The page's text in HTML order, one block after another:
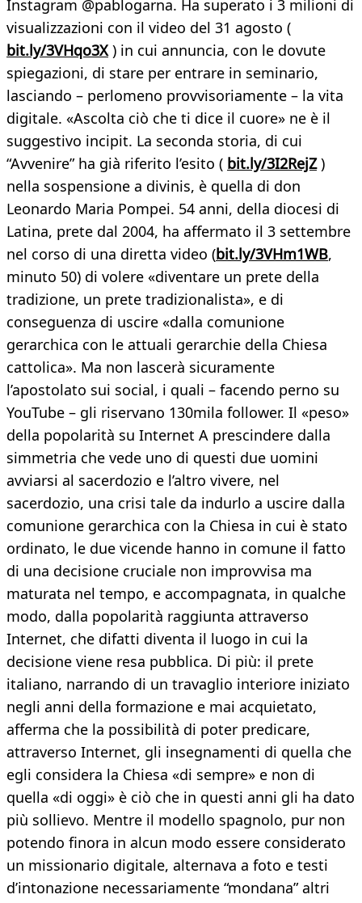
Instagram @pablogarna. Ha superato i 3 milioni di
visualizzazioni con il video del 31 agosto (
bit.ly/3VHqo3X) in cui annuncia, con le dovute
spiegazioni, di stare per entrare in seminario,
lasciando – perlomeno provvisoriamente – la vita
digitale. «Ascolta ciò che ti dice il cuore» ne è il
suggestivo incipit. La seconda storia, di cui
“Avvenire” ha già riferito l’esito ( bit.ly/3I2RejZ)
nella sospensione a divinis, è quella di don
Leonardo Maria Pompei. 54 anni, della diocesi di
Latina, prete dal 2004, ha affermato il 3 settembre
nel corso di una diretta video (bit.ly/3VHm1WB,
minuto 50) di volere «diventare un prete della
tradizione, un prete tradizionalista», e di
conseguenza di uscire «dalla comunione
gerarchica con le attuali gerarchie della Chiesa
cattolica». Ma non lascerà sicuramente
l’apostolato sui social, i quali – facendo perno su
YouTube – gli riservano 130mila follower. Il «peso»
della popolarità su Internet A prescindere dalla
simmetria che vede uno di questi due uomini
avviarsi al sacerdozio e l’altro vivere, nel
sacerdozio, una crisi tale da indurlo a uscire dalla
comunione gerarchica con la Chiesa in cui è stato
ordinato, le due vicende hanno in comune il fatto
di una decisione cruciale non improvvisa ma
maturata nel tempo, e accompagnata, in qualche
modo, dalla popolarità raggiunta attraverso
Internet, che difatti diventa il luogo in cui la
decisione viene resa pubblica. Di più: il prete
italiano, narrando di un travaglio interiore iniziato
negli anni della formazione e mai acquietato,
afferma che la possibilità di poter predicare,
attraverso Internet, gli insegnamenti di quella che
egli considera la Chiesa «di sempre» e non di
quella «di oggi» è ciò che in questi anni gli ha dato
più sollievo. Mentre il modello spagnolo, pur non
potendo finora in alcun modo essere considerato
un missionario digitale, alternava a foto e testi
d’intonazione necessariamente “mondana” altri